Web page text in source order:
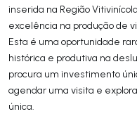
inserida na Região
excelência na produção de
Esta é uma oportunidade
histórica e produtiva na
procura um investimento
agendar uma visita e
única.